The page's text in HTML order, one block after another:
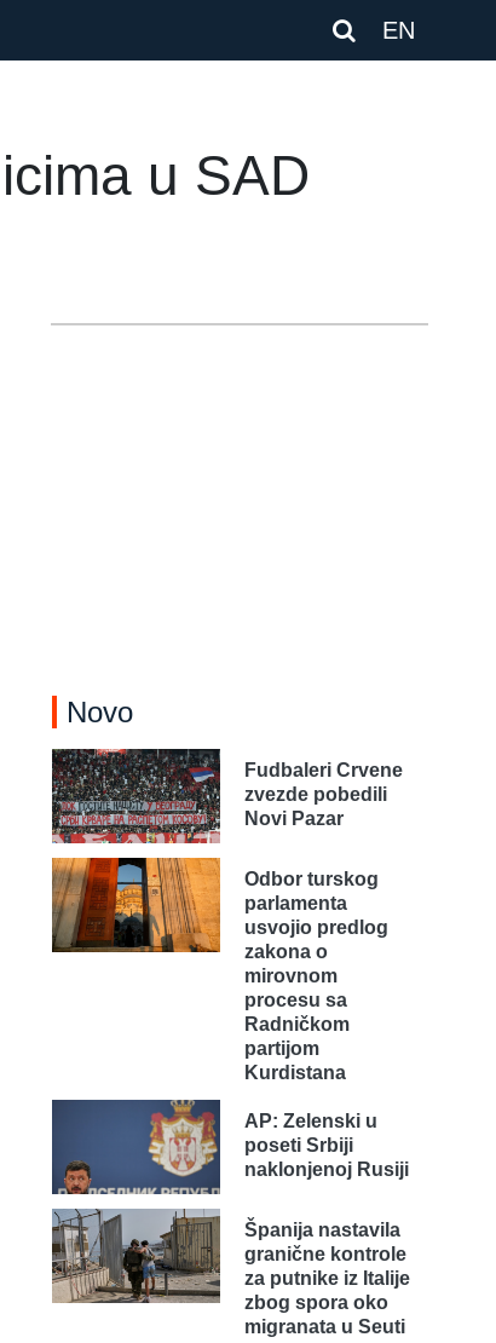
EN
u SAD
Novo
Fudbaleri Crvene
zvezde pobedili
Novi Pazar
Odbor turskog
parlamenta
usvojio predlog
zakona o
mirovnom
procesu sa
Radničkom
partijom
Kurdistana
AP: Zelenski u
poseti Srbiji
naklonjenoj Rusiji
Španija nastavila
granične kontrole
za putnike iz Italije
zbog spora oko
migranata u Seuti